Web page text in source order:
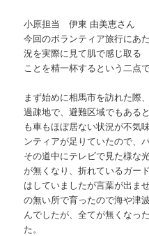
小原担当 伊東 由美恵さん
今回のボランティア旅行にあ
況を実際に見て肌で感じ取
ことを精一杯するという二点で
まず始めに相馬市を訪れた際
過疎地で、避難区域でもある
も車もほぼ居ない状況が不気
ンティアが足りていたので、
その道中にテレビで見た様な
が無くなり、折れているガー
はしていましたが言葉が出ま
の無い所で育ったので海や津
んでしたが、全てが無くなっ
た。